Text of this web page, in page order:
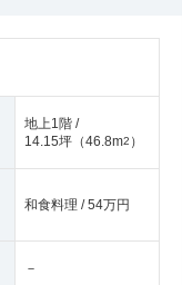
地上1階 /
14.15坪 （46.8m2 ）
和食料理 / 54万円
－